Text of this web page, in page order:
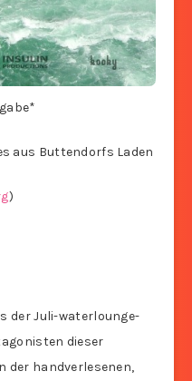
aus Buttendorfs Laden
)
der Juli-waterlounge-
dieser
der handverlesenen,